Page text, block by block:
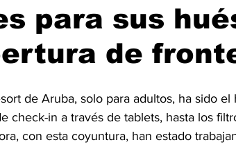
para sus
de
de Aruba, solo para adultos, ha sido
check-in a través de tablets, hasta los
con esta coyuntura, han estado